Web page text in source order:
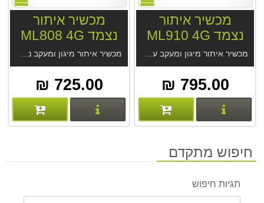
מכשיר איתור
נצמד ML910 4G
מכשיר איתור מיגון ומעקב עם סוללה ומגנט חזקים ML910 4G. מנוי ללא עלות . סוללה חזקה 15-60 יום. מקלט GPS מודרני, דיוק מעשי 2.5 מטר בנסיעה. אטום למים ואבק, האזנה סמויה. מחיר המכשיר אצלינו כולל מנוי לתמיד מהיצרן.
795.00 ₪
פרטים נוספים
מכשיר איתור
נצמד ML808 4G
מכשיר איתור מיגון ומעקב נצמד ML808 4G ללא עלות מנוי. לשימושים רבים. סוללה 15-60 יום. מקלט GPS מודרני, דיוק מעשי 2.5 מטר בנסיעה. אטום למים, האזנה סמויה. מחיר המכשיר אצלינו כולל מנוי לתמיד מהיצרן.
725.00 ₪
פרטים נוספים
חיפוש מתקדם
תגיות חיפוש